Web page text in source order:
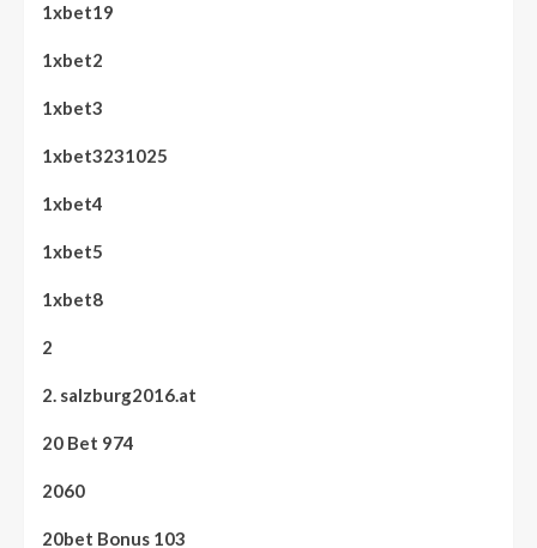
1xbet19
1xbet2
1xbet3
1xbet3231025
1xbet4
1xbet5
1xbet8
2
2. salzburg2016.at
20 Bet 974
2060
20bet Bonus 103